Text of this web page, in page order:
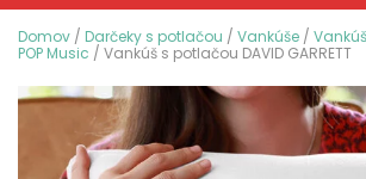
Domov / Darčeky s potlačou / Vankúše /
POP Music / Vankúš s potlačou DAVID GARRETT